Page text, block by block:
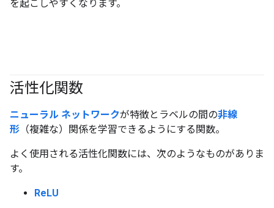
を起こしやすくなります。
活性化関数
ニューラル ネットワークが特徴とラベルの間の非線
形 （複雑な）関係を学習できるようにする関数。
よく使用される活性化関数には、次のようなものがありま
す。
ReLU